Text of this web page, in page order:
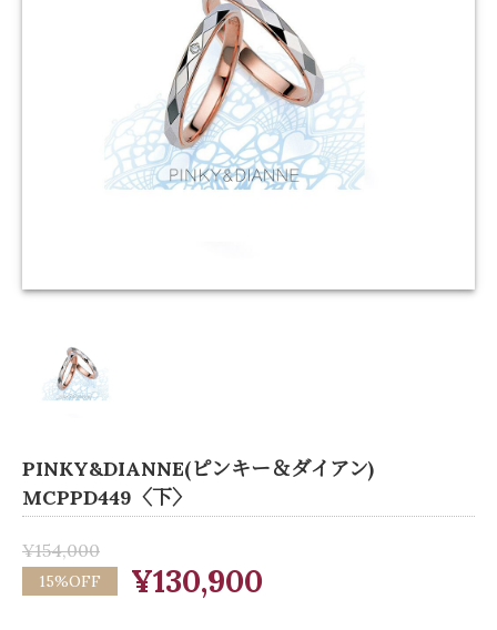
PINKY&DIANNE(ピンキー＆ダイアン)
MCPPD449〈下〉
¥154,000
15%OFF ¥130,900